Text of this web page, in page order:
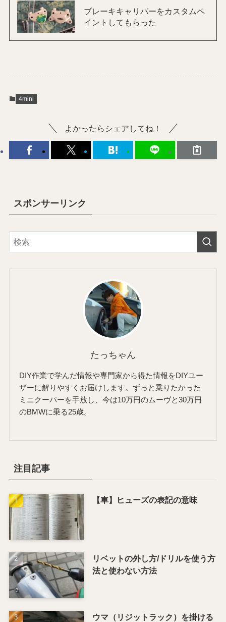
ブレーキキャリパーをカスタムペ
イントしてもらった
4mini
よかったらシェアしてね！
スポンサーリンク
たっちゃん
DIY作業で学んだ情報や専門家から得た情報をDIYユー
ザーに解りやすくお届けします。ずっと乗りたかった
ミニクーパーを手放し、今は10万円のムーヴと30万円
のBMWに乗る25歳。
注目記事
【車】ヒューズの表記の意味
リベットの外し方/ドリルを使う方
法と使わない方法
ウマ（リジットラック）を掛ける